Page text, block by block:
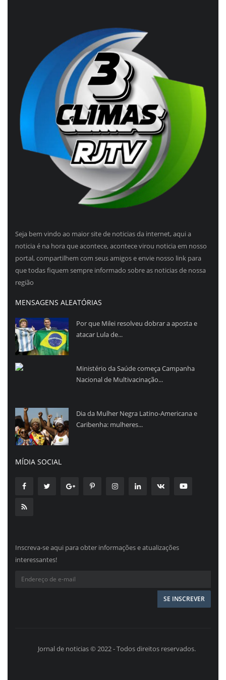
Seja bem vindo ao maior site de noticias da internet, aqui a
noticia é na hora que acontece, acontece virou noticia em nosso
portal, compartilhem com seus amigos e envie nosso link para
que todas fiquem sempre informado sobre as noticias de nossa
região
MENSAGENS ALEATÓRIAS
Por que Milei resolveu dobrar a aposta e
atacar Lula de...
Ministério da Saúde começa Campanha
Nacional de Multivacinação...
Dia da Mulher Negra Latino-Americana e
Caribenha: mulheres...
MÍDIA SOCIAL
Inscreva-se aqui para obter informações e atualizações
interessantes!
Jornal de noticias © 2022 - Todos direitos reservados.